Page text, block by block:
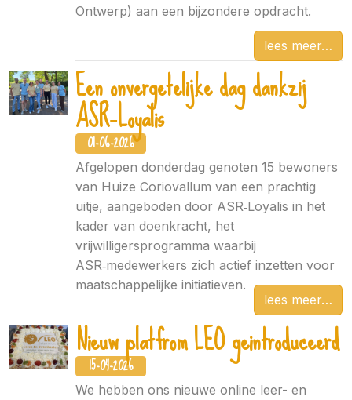
Ontwerp) aan een bijzondere opdracht.
lees meer
Een onvergetelijke dag dankzij
ASR‑Loyalis
01-06-2026
Afgelopen donderdag genoten 15 bewoners
van Huize Coriovallum van een prachtig
uitje, aangeboden door ASR‑Loyalis in het
kader van doenkracht, het
vrijwilligersprogramma waarbij
ASR‑medewerkers zich actief inzetten voor
maatschappelijke initiatieven.
lees meer
Nieuw platfrom LEO geintroduceerd
15-04-2026
We hebben ons nieuwe online leer- en